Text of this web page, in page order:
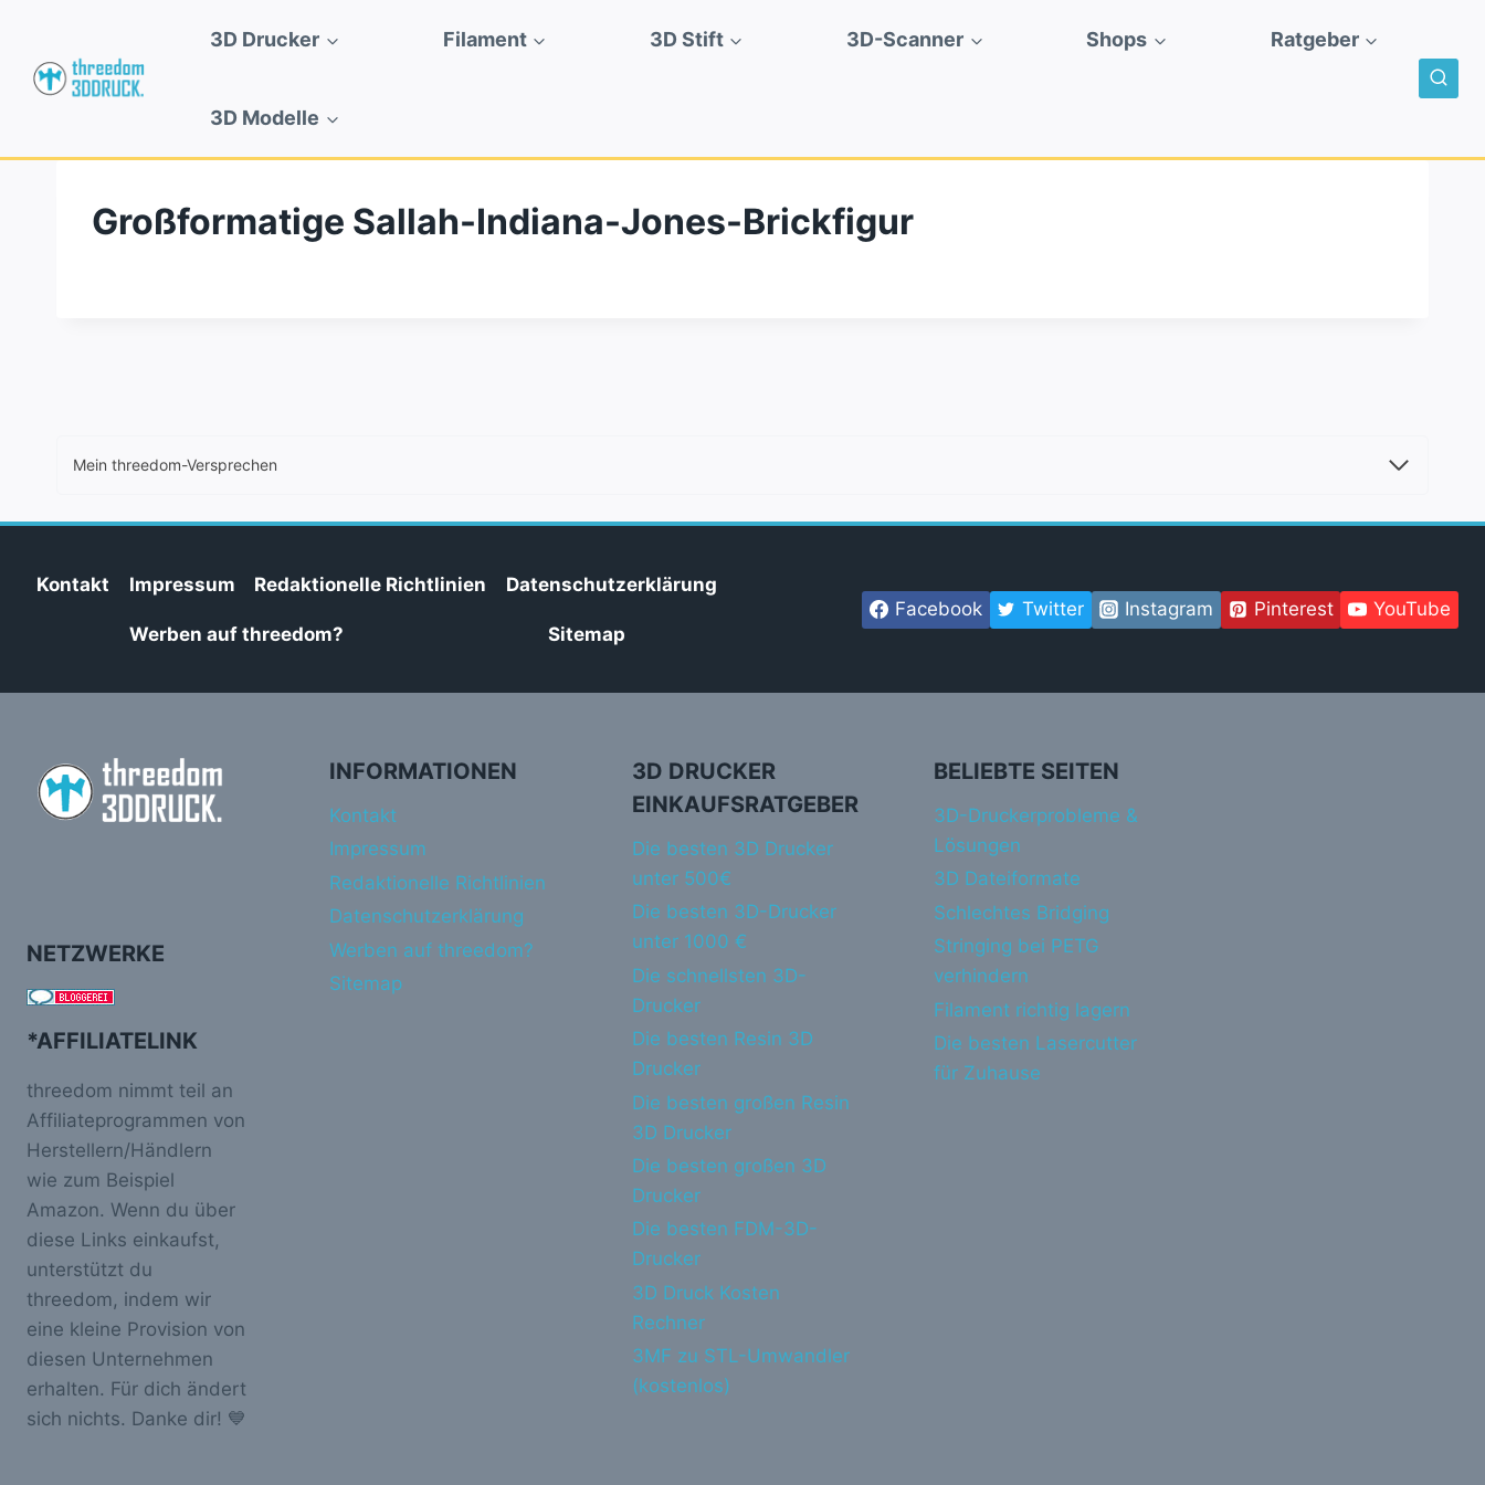
springen
3D Drucker Filament 3D Stift 3D-Scanner Shops Ratgeber
3D Modelle
Großformatige Sallah-Indiana-Jones-Brickfigur
Mein threedom-Versprechen
Kontakt Impressum Redaktionelle Richtlinien Datenschutzerklärung
Werben auf threedom? Sitemap
Facebook Twitter Instagram Pinterest YouTube
NETZWERKE
*AFFILIATELINK
threedom nimmt teil an
Affiliateprogrammen von
Herstellern/Händlern
wie zum Beispiel
Amazon. Wenn du über
diese Links einkaufst,
unterstützt du
threedom, indem wir
eine kleine Provision von
diesen Unternehmen
erhalten. Für dich ändert
sich nichts. Danke dir! 💙
INFORMATIONEN
Kontakt
Impressum
Redaktionelle Richtlinien
Datenschutzerklärung
Werben auf threedom?
Sitemap
3D DRUCKER
EINKAUFSRATGEBER
Die besten 3D Drucker
unter 500€
Die besten 3D-Drucker
unter 1000 €
Die schnellsten 3D-
Drucker
Die besten Resin 3D
Drucker
Die besten großen Resin
3D Drucker
Die besten großen 3D
Drucker
Die besten FDM-3D-
Drucker
3D Druck Kosten
Rechner
3MF zu STL-Umwandler
(kostenlos)
BELIEBTE SEITEN
3D-Druckerprobleme &
Lösungen
3D Dateiformate
Schlechtes Bridging
Stringing bei PETG
verhindern
Filament richtig lagern
Die besten Lasercutter
für Zuhause